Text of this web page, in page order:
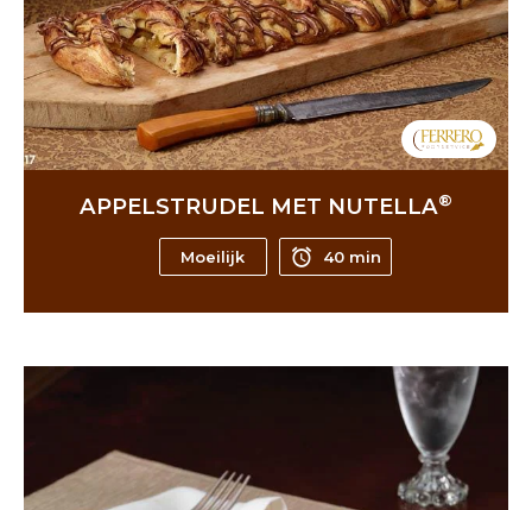
APPELSTRUDEL MET NUTELLA®
Moeilijk 40 min